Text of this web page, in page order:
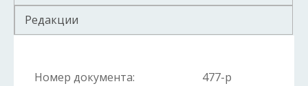
Редакции
Номер документа:
477-р